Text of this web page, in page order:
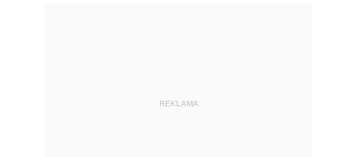
REKLAMA